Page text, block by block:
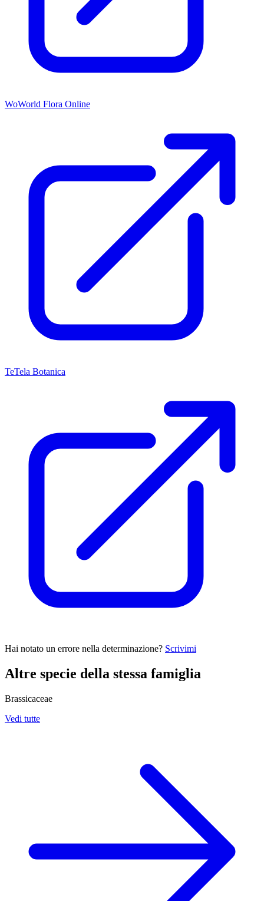
WoWorld Flora Online
TeTela Botanica
Hai notato un errore nella determinazione? Scrivimi
Altre specie della stessa famiglia
Brassicaceae
Vedi tutte